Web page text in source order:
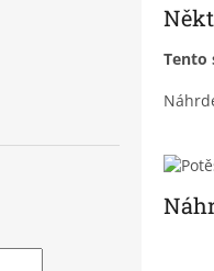
Tento